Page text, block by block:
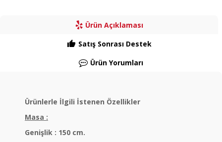
Ürün Açıklaması
Satış Sonrası Destek
Ürün Yorumları
Ürünlerle İlgili İstenen Özellikler
Masa :
Genişlik : 150 cm.